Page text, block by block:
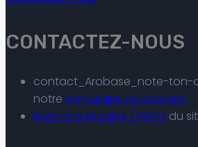
CONTACTEZ-NOUS
contact_Arobase_note-ton-
notre formulaire de contact
Mentions Légales / RGPD du